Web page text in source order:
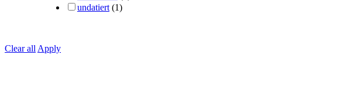
undatiert (1)
Clear all Apply